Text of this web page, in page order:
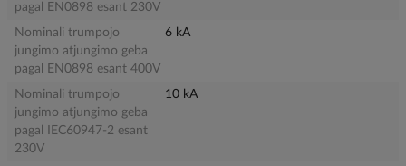
pagal EN0898 esant 230V
Nominali trumpojo
jungimo atjungimo geba
pagal EN0898 esant 400V
6 kA
Nominali trumpojo
jungimo atjungimo geba
pagal IEC60947-2 esant
230V
10 kA